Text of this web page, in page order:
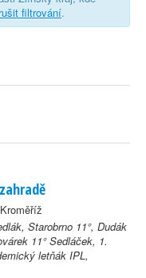
filtrování.
Starobrno 11°, Dudák
11° Sedláček, 1.
letňák IPL,